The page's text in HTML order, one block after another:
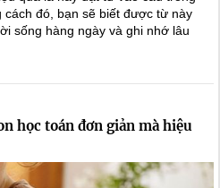
đó, bạn sẽ biết được từ này
sống hàng ngày và ghi nhớ lâu
học toán đơn giản mà hiệu